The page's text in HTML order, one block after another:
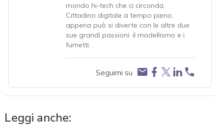
mondo hi-tech che ci circonda.
Cittadino digitale a tempo pieno,
appena può si diverte con le altre due
sue grandi passioni: il modellismo e i
fumetti.
Seguimi su
Leggi anche: